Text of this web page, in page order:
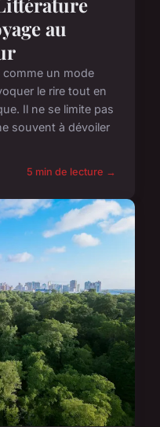
au
comme un mode
le rire tout en
Il ne se limite pas
souvent à dévoiler
5 min de lecture →